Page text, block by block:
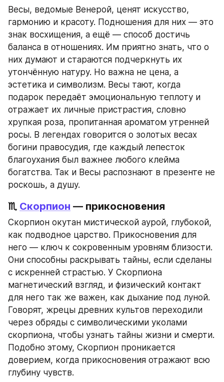
Весы, ведомые Венерой, ценят искусство,
гармонию и красоту. Подношения для них — это
знак восхищения, а ещё — способ достичь
баланса в отношениях. Им приятно знать, что о
них думают и стараются подчеркнуть их
утончённую натуру. Но важна не цена, а
эстетика и символизм. Весы тают, когда
подарок передаёт эмоциональную теплоту и
отражает их личные пристрастия, словно
хрупкая роза, пропитанная ароматом утренней
росы. В легендах говорится о золотых весах
богини правосудия, где каждый лепесток
благоухания был важнее любого клейма
богатства. Так и Весы распознают в презенте не
роскошь, а душу.
♏ Скорпион — прикосновения
Скорпион окутан мистической аурой, глубокой,
как подводное царство. Прикосновения для
него — ключ к сокровенным уровням близости.
Они способны раскрывать тайны, если сделаны
с искренней страстью. У Скорпиона
магнетический взгляд, и физический контакт
для него так же важен, как дыхание под луной.
Говорят, жрецы древних культов переходили
через обряды с символическими уколами
скорпиона, чтобы узнать тайны жизни и смерти.
Подобно этому, Скорпион проникается
доверием, когда прикосновения отражают всю
глубину чувств.